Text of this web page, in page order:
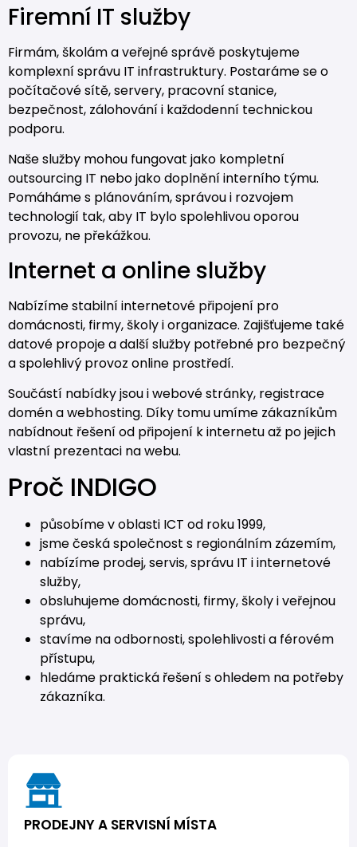
Firemní IT služby
Firmám, školám a veřejné správě poskytujeme
komplexní správu IT infrastruktury. Postaráme se o
počítačové sítě, servery, pracovní stanice,
bezpečnost, zálohování i každodenní technickou
podporu.
Naše služby mohou fungovat jako kompletní
outsourcing IT nebo jako doplnění interního týmu.
Pomáháme s plánováním, správou i rozvojem
technologií tak, aby IT bylo spolehlivou oporou
provozu, ne překážkou.
Internet a online služby
Nabízíme stabilní internetové připojení pro
domácnosti, firmy, školy i organizace. Zajišťujeme také
datové propoje a další služby potřebné pro bezpečný
a spolehlivý provoz online prostředí.
Součástí nabídky jsou i webové stránky, registrace
domén a webhosting. Díky tomu umíme zákazníkům
nabídnout řešení od připojení k internetu až po jejich
vlastní prezentaci na webu.
Proč INDIGO
působíme v oblasti ICT od roku 1999,
jsme česká společnost s regionálním zázemím,
nabízíme prodej, servis, správu IT i internetové
služby,
obsluhujeme domácnosti, firmy, školy i veřejnou
správu,
stavíme na odbornosti, spolehlivosti a férovém
přístupu,
hledáme praktická řešení s ohledem na potřeby
zákazníka.
PRODEJNY A SERVISNÍ MÍSTA